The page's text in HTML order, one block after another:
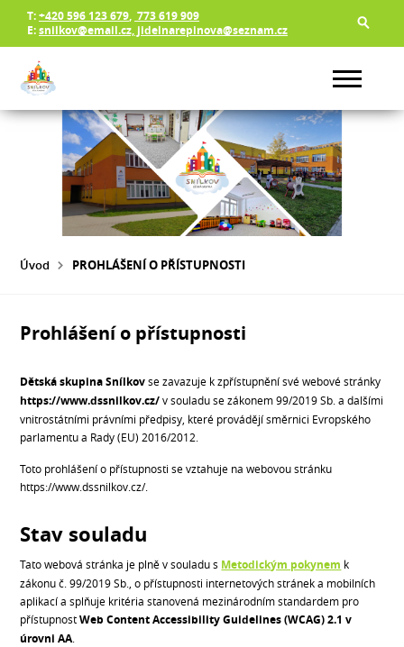
T:+420 596 123 679, 773 619 909
E:snilkov@email.cz, jidelnarepinova@seznam.cz
Úvod PROHLÁŠENÍ O PŘÍSTUPNOSTI
Prohlášení o přístupnosti
Dětská skupina Snílkovse zavazuje k zpřístupnění své webové stránky
https://www.dssnilkov.cz/v souladu se zákonem 99/2019 Sb. a dalšími
vnitrostátními právními předpisy, které provádějí směrnici Evropského
parlamentu a Rady (EU) 2016/2012.
Toto prohlášení o přístupnosti se vztahuje na webovou stránku
https://www.dssnilkov.cz/.
Stav souladu
Tato webová stránka je plně v souladu s Metodickým pokynem k
zákonu č. 99/2019 Sb., o přístupnosti internetových stránek a mobilních
aplikací a splňuje kritéria stanovená mezinárodním standardem pro
přístupnostWeb Content Accessibility Guidelines (WCAG) 2.1 v
úrovni AA